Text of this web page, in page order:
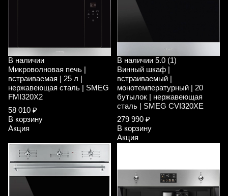
В наличии
Микроволновая печь |
встраиваемая | 25 л |
нержавеющая сталь | SMEG
FMI320X2
58 010 ₽
В корзину
Акция
В наличии 5.0 (1)
Винный шкаф |
встраиваемый |
монотемпературный | 20
бутылок | нержавеющая
сталь | SMEG CVI320XE
279 990 ₽
В корзину
Акция